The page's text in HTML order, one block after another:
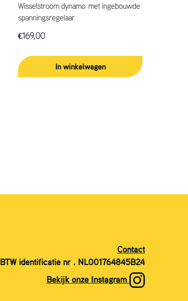
Wisselstroom dynamo met ingebouwde
spanningsregelaar
€169,00
In winkelwagen
Contact
BTW identificatie nr . NL001764845B24
Bekijk onze Instagram